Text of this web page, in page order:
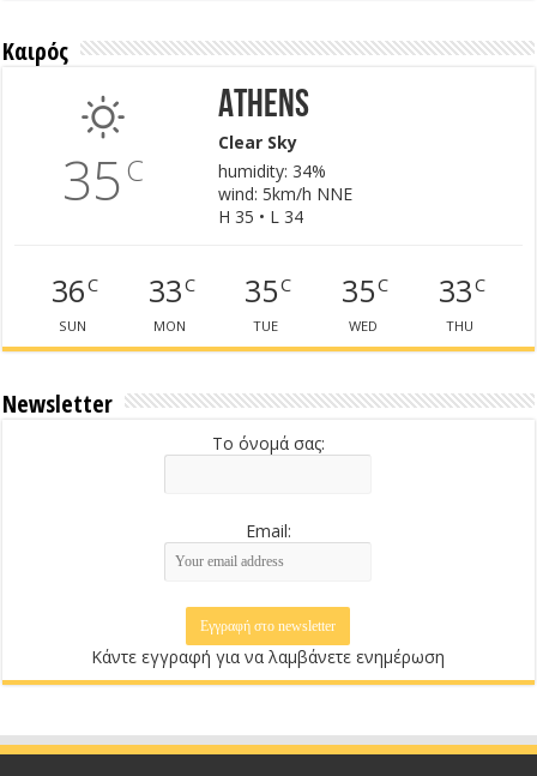
Καιρός
35C
Athens
Clear Sky
humidity: 34%
wind: 5km/h NNE
H 35 • L 34
36C
SUN
33C
MON
35C
TUE
35C
WED
33C
THU
Newsletter
Το όνομά σας:
Email:
Κάντε εγγραφή για να λαμβάνετε ενημέρωση